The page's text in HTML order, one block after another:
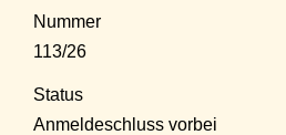
Nummer
113/26
Status
Anmeldeschluss vorbei